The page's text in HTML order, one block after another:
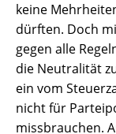
keine
dürften. Doch
gegen alle
die Neutralität
ein vom
nicht für
missbrauchen.